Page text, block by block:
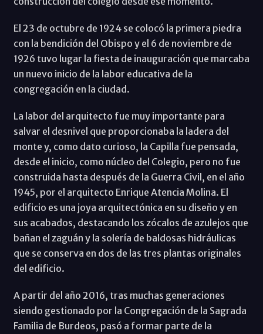
El 23 de octubre de 1924 se colocó la primera piedra
con la bendición del Obispo y el 6 de noviembre de
1926 tuvo lugar la fiesta de inauguración que marcaba
un nuevo inicio de la labor educativa de la
congregación en la ciudad.
La labor del arquitecto fue muy importante para
salvar el desnivel que proporcionaba la ladera del
monte y, como dato curioso, la Capilla fue pensada,
desde el inicio, como núcleo del Colegio, pero no fue
construida hasta después de la Guerra Civil, en el año
1945, por el arquitecto Enrique Atencia Molina. El
edificio es una joya arquitectónica en su diseño y en
sus acabados, destacando los zócalos de azulejos que
bañan el zaguán y la solería de baldosas hidráulicas
que se conserva en dos de las tres plantas originales
del edificio.
A partir del año 2016, tras muchas generaciones
siendo gestionado por la Congregación de la Sagrada
Familia de Burdeos, pasó a formar parte de la